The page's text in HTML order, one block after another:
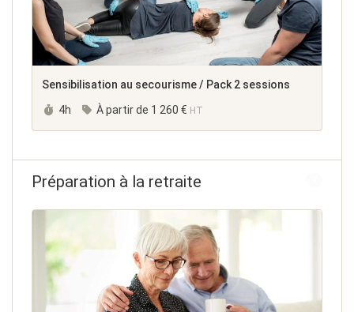
Sensibilisation au secourisme / Pack 2 sessions
Durée :
4h À partir de 1 260 € HT
Préparation à la retraite